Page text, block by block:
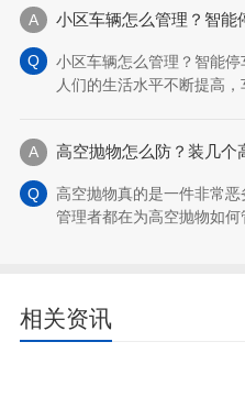
小区车辆怎么管理？智能
小区车辆怎么管理？智能
人们的生活水平不断提高，
高空抛物怎么防？装几个
高空抛物真的是一件非常
管理者都在为高空抛物如何
相关资讯